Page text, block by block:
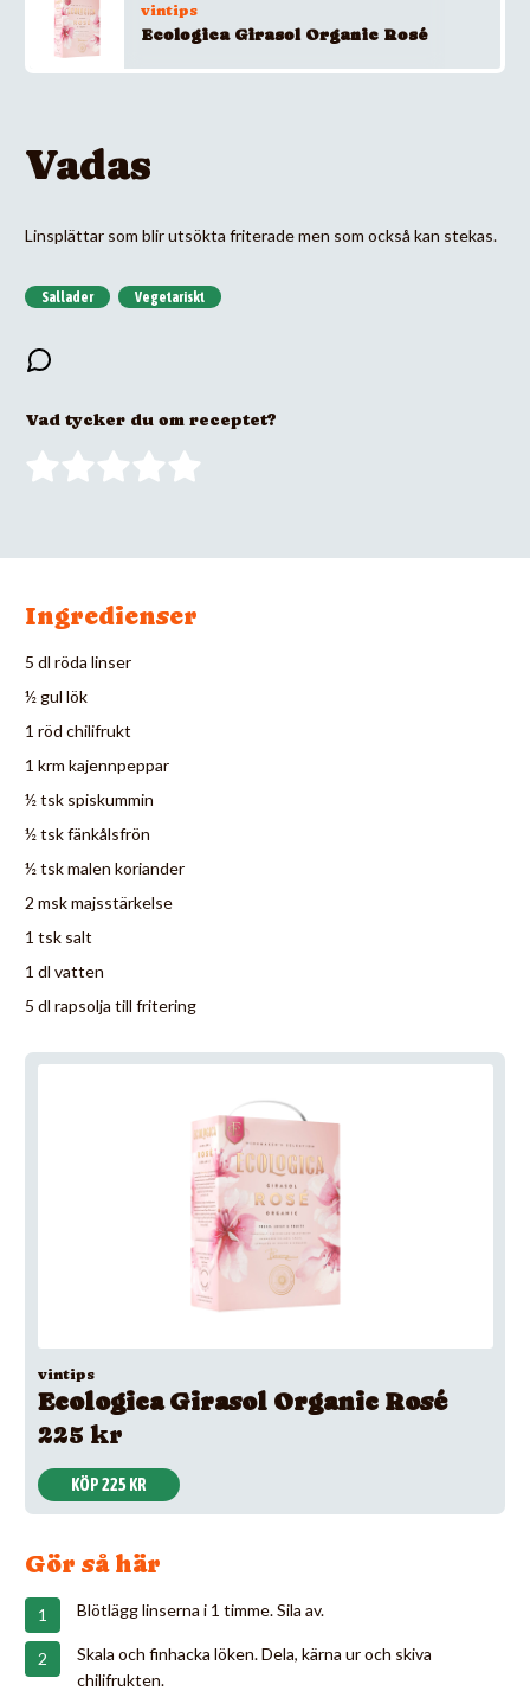
vintips
Ecologica Girasol Organic Rosé
Vadas
Linsplättar som blir utsökta friterade men som också kan stekas.
Sallader Vegetariskt
Vad tycker du om receptet?
Ingredienser
5 dl röda linser
½ gul lök
1 röd chilifrukt
1 krm kajennpeppar
½ tsk spiskummin
½ tsk fänkålsfrön
½ tsk malen koriander
2 msk majsstärkelse
1 tsk salt
1 dl vatten
5 dl rapsolja till fritering
vintips
Ecologica Girasol Organic Rosé
225 kr
KÖP 225 KR
Gör så här
Blötlägg linserna i 1 timme. Sila av.
Skala och finhacka löken. Dela, kärna ur och skiva
chilifrukten.